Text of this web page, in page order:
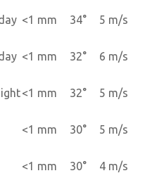
<1 mm 34° 5 m/s
<1 mm 32° 6 m/s
<1 mm 32° 5 m/s
<1 mm 30° 5 m/s
<1 mm 30° 4 m/s